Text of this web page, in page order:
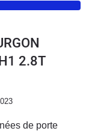
2.8T
de porte